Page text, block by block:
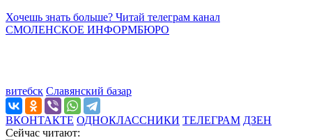
Хочешь знать больше? Читай телеграм канал
СМОЛЕНСКОЕ ИНФОРМБЮРО
витебск Славянский базар
ВКОНТАКТЕ ОДНОКЛАССНИКИ ТЕЛЕГРАМ ДЗЕН
Сейчас читают: